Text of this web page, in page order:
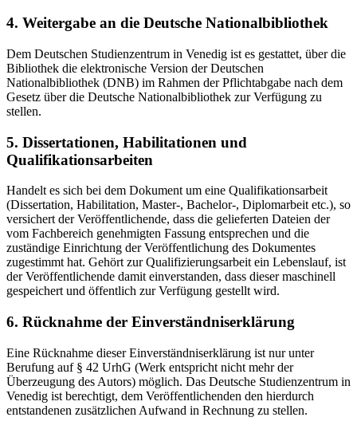
4. Weitergabe an die Deutsche Nationalbibliothek
Dem Deutschen Studienzentrum in Venedig ist es gestattet, über die
Bibliothek die elektronische Version der Deutschen
Nationalbibliothek (DNB) im Rahmen der Pflichtabgabe nach dem
Gesetz über die Deutsche Nationalbibliothek zur Verfügung zu
stellen.
5. Dissertationen, Habilitationen und
Qualifikationsarbeiten
Handelt es sich bei dem Dokument um eine Qualifikationsarbeit
(Dissertation, Habilitation, Master-, Bachelor-, Diplomarbeit etc.), so
versichert der Veröffentlichende, dass die gelieferten Dateien der
vom Fachbereich genehmigten Fassung entsprechen und die
zuständige Einrichtung der Veröffentlichung des Dokumentes
zugestimmt hat. Gehört zur Qualifizierungsarbeit ein Lebenslauf, ist
der Veröffentlichende damit einverstanden, dass dieser maschinell
gespeichert und öffentlich zur Verfügung gestellt wird.
6. Rücknahme der Einverständniserklärung
Eine Rücknahme dieser Einverständniserklärung ist nur unter
Berufung auf § 42 UrhG (Werk entspricht nicht mehr der
Überzeugung des Autors) möglich. Das Deutsche Studienzentrum in
Venedig ist berechtigt, dem Veröffentlichenden den hierdurch
entstandenen zusätzlichen Aufwand in Rechnung zu stellen.